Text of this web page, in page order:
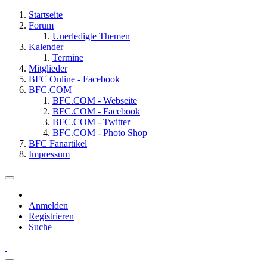
Startseite
Forum
Unerledigte Themen
Kalender
Termine
Mitglieder
BFC Online - Facebook
BFC.COM
BFC.COM - Webseite
BFC.COM - Facebook
BFC.COM - Twitter
BFC.COM - Photo Shop
BFC Fanartikel
Impressum
Anmelden
Registrieren
Suche